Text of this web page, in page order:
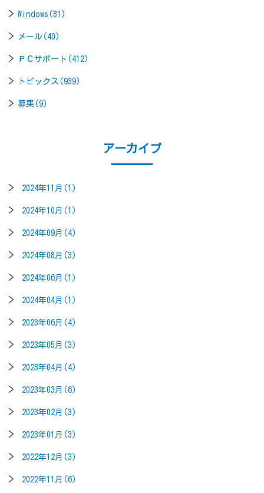
Windows(81)
メール(40)
ＰＣサポート(412)
トピックス(939)
募集(9)
アーカイブ
2024年11月(1)
2024年10月(1)
2024年09月(4)
2024年08月(3)
2024年06月(1)
2024年04月(1)
2023年06月(4)
2023年05月(3)
2023年04月(4)
2023年03月(6)
2023年02月(3)
2023年01月(3)
2022年12月(3)
2022年11月(6)